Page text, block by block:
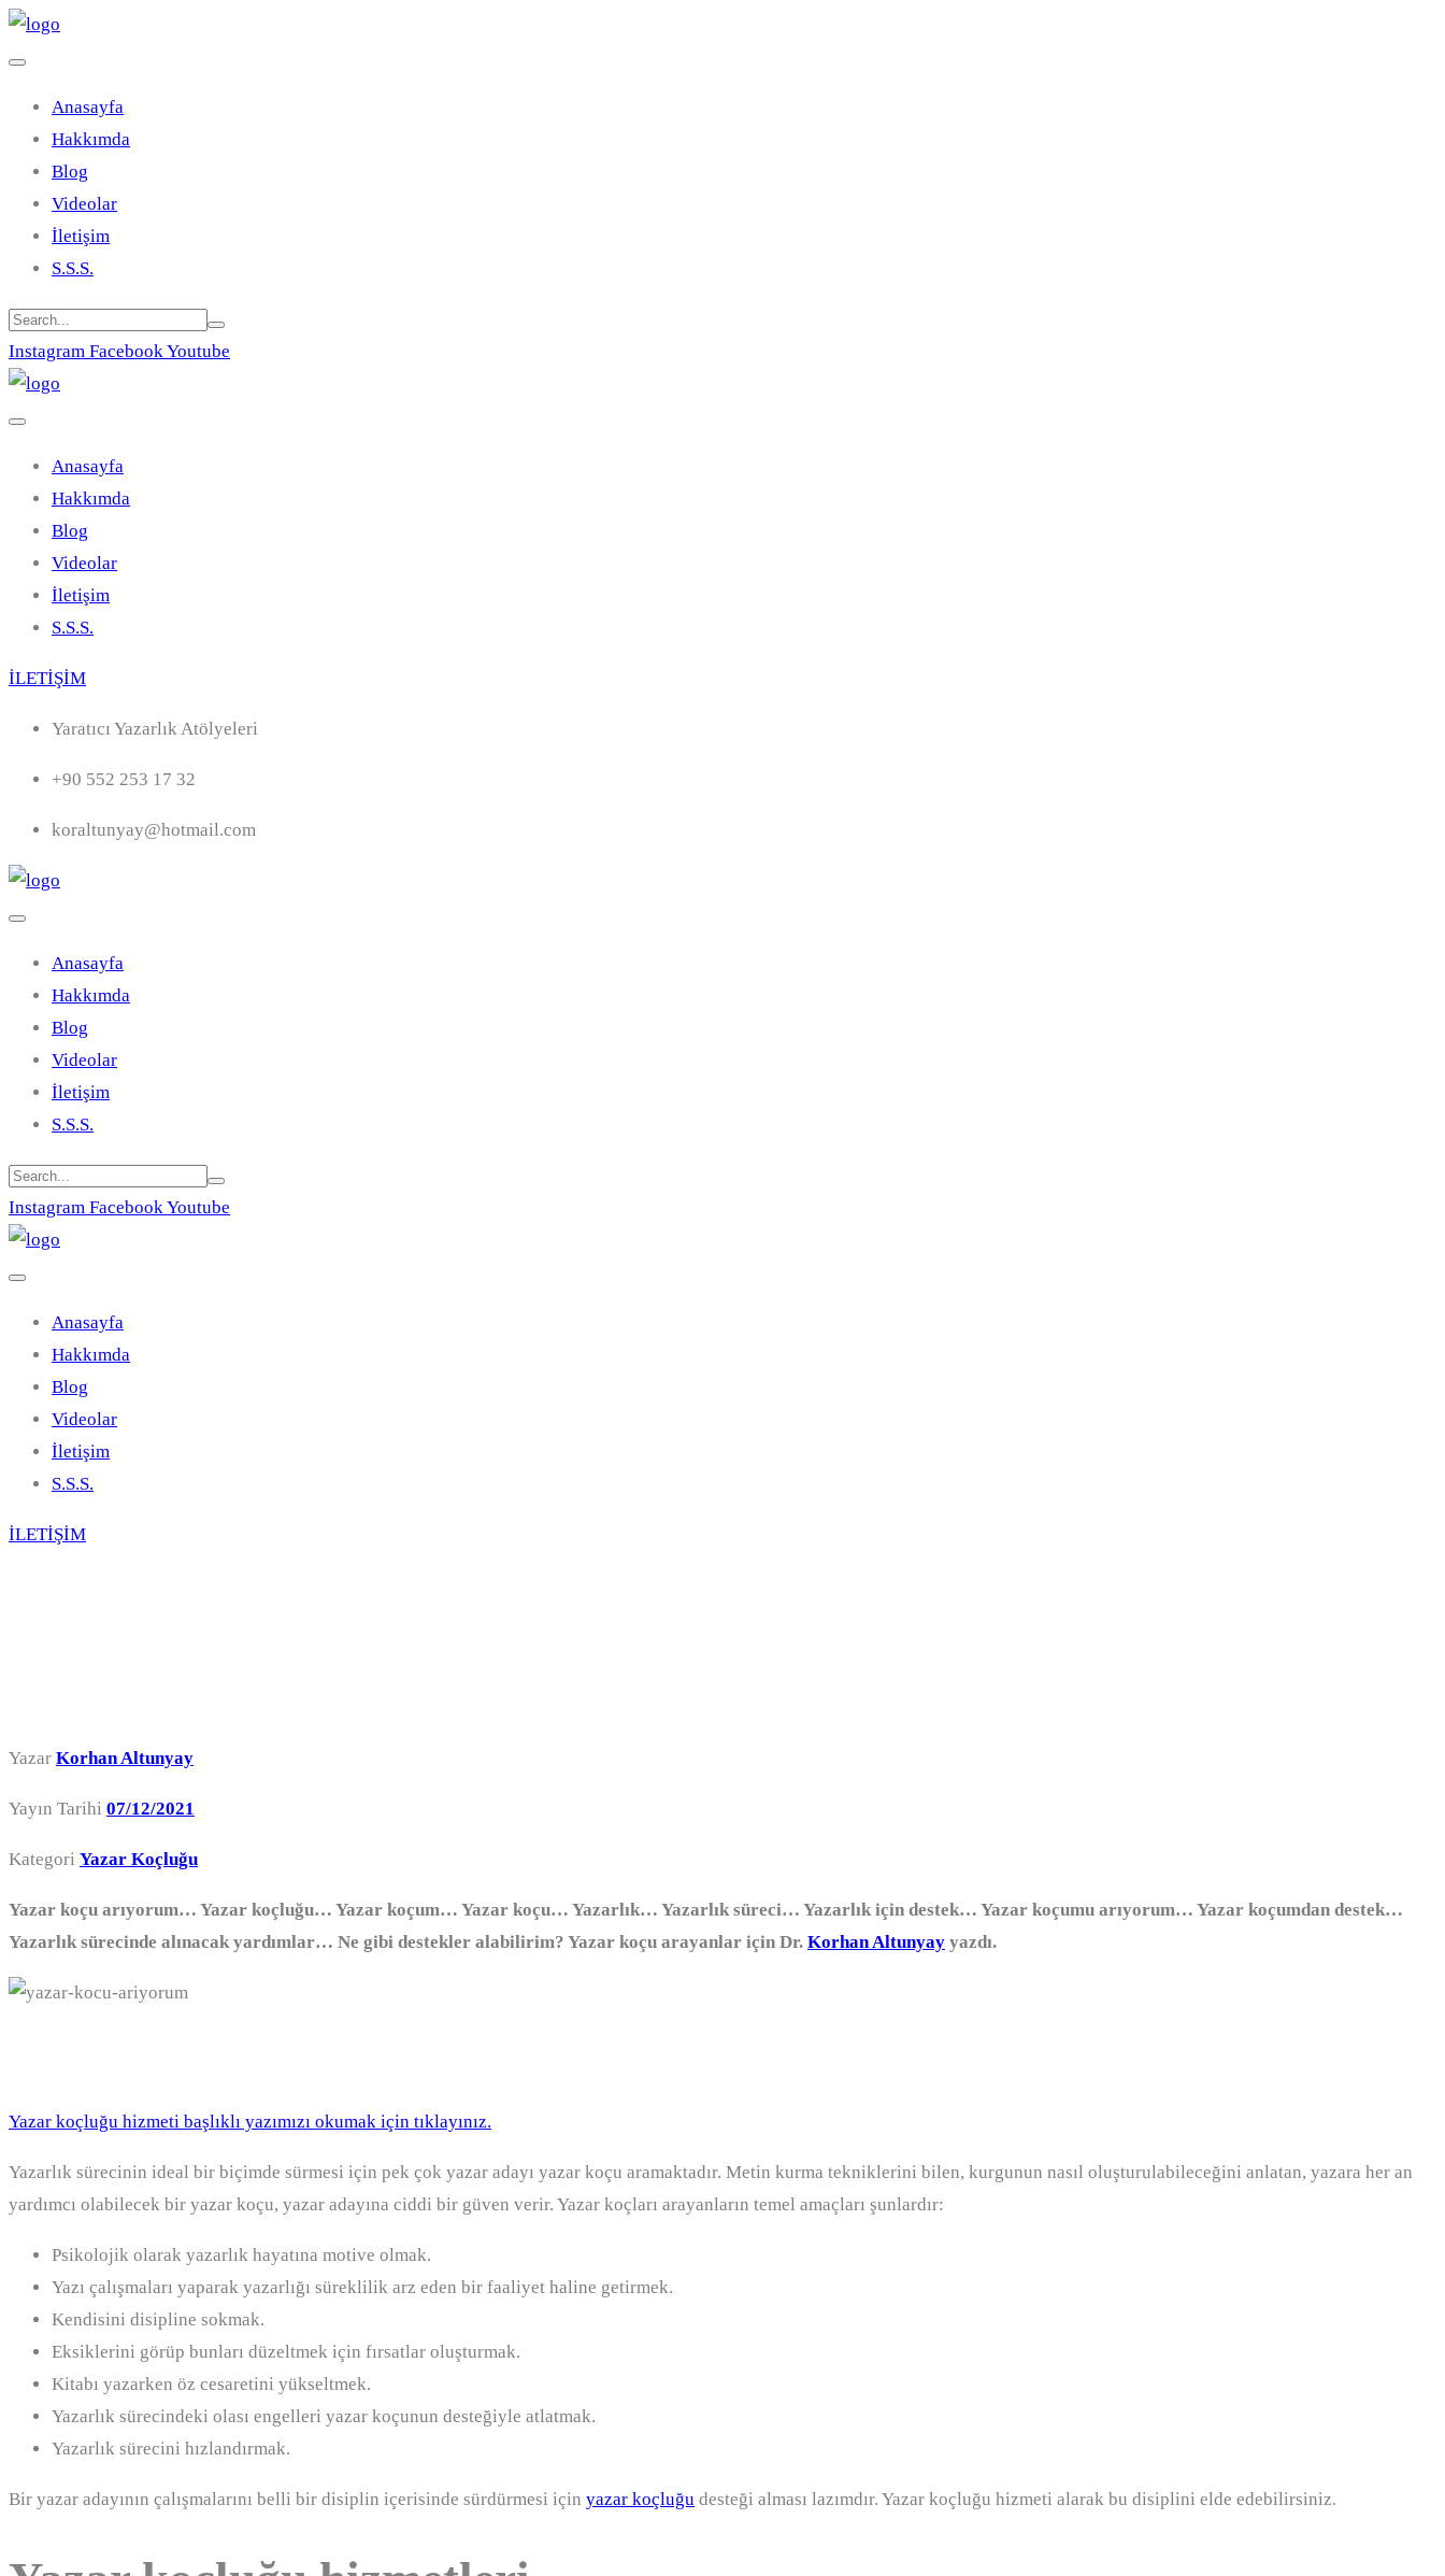
Anasayfa
Hakkımda
Blog
Videolar
İletişim
S.S.S.
Instagram FacebookYoutube
Anasayfa
Hakkımda
Blog
Videolar
İletişim
S.S.S.
İLETİŞİM
Yaratıcı Yazarlık Atölyeleri
+90 552 253 17 32
koraltunyay@hotmail.com
Anasayfa
Hakkımda
Blog
Videolar
İletişim
S.S.S.
Instagram FacebookYoutube
Anasayfa
Hakkımda
Blog
Videolar
İletişim
S.S.S.
İLETİŞİM
Yazar Korhan Altunyay
Yayın Tarihi 07/12/2021
Kategori Yazar Koçluğu
Yazar koçu arıyorum… Yazar koçluğu… Yazar koçum… Yazar koçu… Yazarlık… Yazarlık süreci… Yazarlık için destek… Yazar koçumu arıyorum… Yazar koçumdan destek…
Yazarlık sürecinde alınacak yardımlar… Ne gibi destekler alabilirim? Yazar koçu arayanlar için Dr. Korhan Altunyay yazdı.
Yazar koçluğu hizmeti başlıklı yazımızı okumak için tıklayınız.
Yazarlık sürecinin ideal bir biçimde sürmesi için pek çok yazar adayı yazar koçu aramaktadır. Metin kurma tekniklerini bilen, kurgunun nasıl oluşturulabileceğini anlatan, yazara her an
yardımcı olabilecek bir yazar koçu, yazar adayına ciddi bir güven verir. Yazar koçları arayanların temel amaçları şunlardır:
Psikolojik olarak yazarlık hayatına motive olmak.
Yazı çalışmaları yaparak yazarlığı süreklilik arz eden bir faaliyet haline getirmek.
Kendisini disipline sokmak.
Eksiklerini görüp bunları düzeltmek için fırsatlar oluşturmak.
Kitabı yazarken öz cesaretini yükseltmek.
Yazarlık sürecindeki olası engelleri yazar koçunun desteğiyle atlatmak.
Yazarlık sürecini hızlandırmak.
Bir yazar adayının çalışmalarını belli bir disiplin içerisinde sürdürmesi için yazar koçluğu desteği alması lazımdır. Yazar koçluğu hizmeti alarak bu disiplini elde edebilirsiniz.